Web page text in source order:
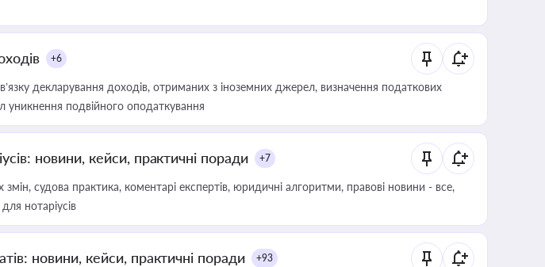
+6
декларування доходів, отриманих з іноземних джерел, визначення податкових
уникнення подвійного оподаткування
новини, кейси, практичні поради +7
судова практика, коментарі експертів, юридичні алгоритми, правові новини - все,
нотаріусів
новини, кейси, практичні поради +93